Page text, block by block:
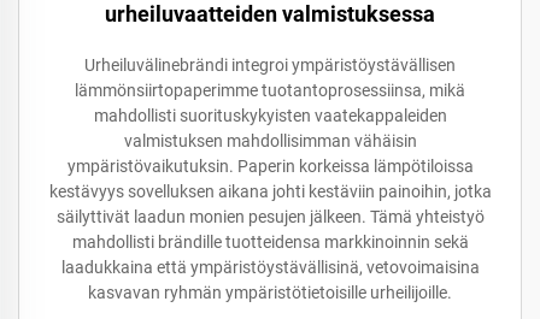
urheiluvaatteiden valmistuksessa
Urheiluvälinebrändi integroi ympäristöystävällisen
lämmönsiirtopaperimme tuotantoprosessiinsa, mikä
mahdollisti suorituskykyisten vaatekappaleiden
valmistuksen mahdollisimman vähäisin
ympäristövaikutuksin. Paperin korkeissa lämpötiloissa
kestävyys sovelluksen aikana johti kestäviin painoihin, jotka
säilyttivät laadun monien pesujen jälkeen. Tämä yhteistyö
mahdollisti brändille tuotteidensa markkinoinnin sekä
laadukkaina että ympäristöystävällisinä, vetovoimaisina
kasvavan ryhmän ympäristötietoisille urheilijoille.